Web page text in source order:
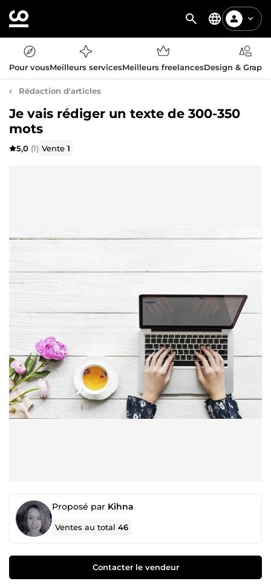
Pour vousMeilleurs servicesMeilleurs freelancesDesign &
Rédaction d'articles
Je vais rédiger un texte de 300-350
mots
5,0 (1) Vente1
Proposé par Kihna
Ventes au total46
Contacter le vendeur